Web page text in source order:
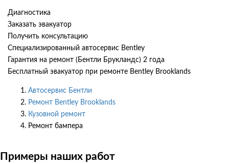
Диагностика
Заказать эвакуатор
Получить консультацию
Специализированный автосервис Bentley
Гарантия на ремонт (Бентли Брукландс) 2 года
Бесплатный эвакуатор при ремонте Bentley Brooklands
Автосервис Бентли
Ремонт Bentley Brooklands
Кузовной ремонт
Ремонт бампера
Примеры наших работ